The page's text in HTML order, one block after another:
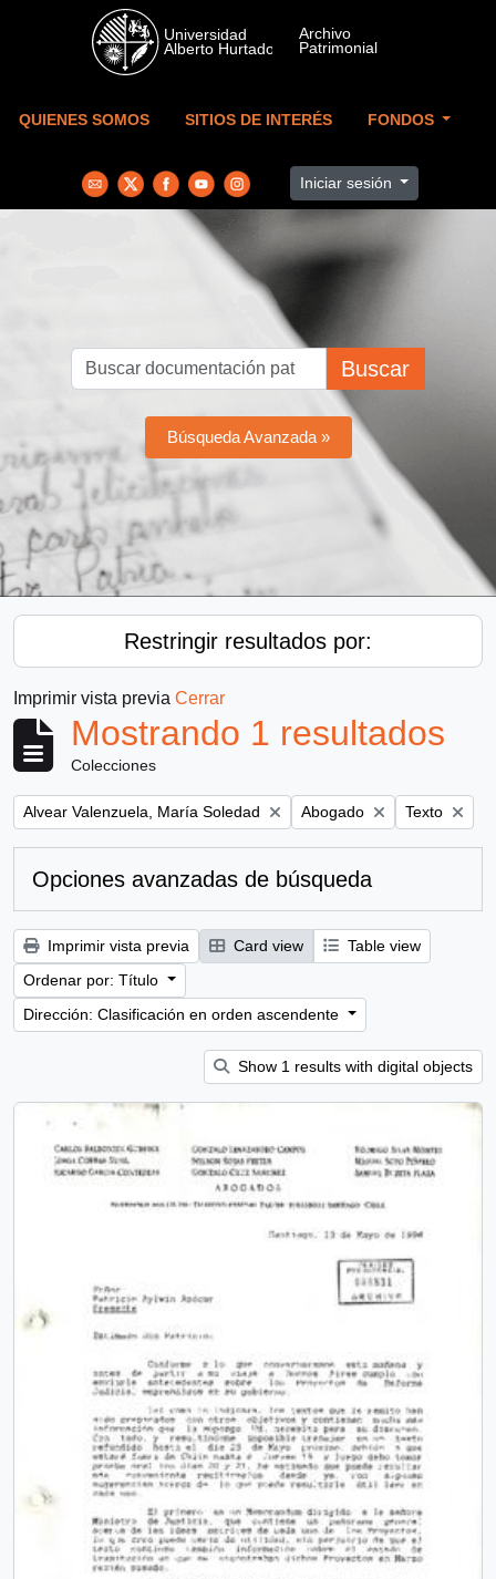
Skip to main content
QUIENES SOMOS SITIOS DE INTERÉS FONDOS
Iniciar sesión
Buscar
Búsqueda Avanzada »
Restringir resultados por:
Imprimir vista previa Cerrar
Mostrando 1 resultados
Colecciones
Remove filter:
Alvear Valenzuela, María Soledad Remove filter:
Abogado Remove
Texto
Opciones avanzadas de búsqueda
Imprimir vista previa Card view
Table view
Ordenar por: Título
Dirección: Clasificación en orden ascendente
Show 1 results with digital objects